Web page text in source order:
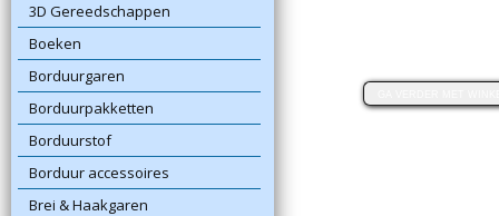
3D Gereedschappen
Boeken
Borduurgaren
Borduurpakketten
Borduurstof
Borduur accessoires
Brei & Haakgaren